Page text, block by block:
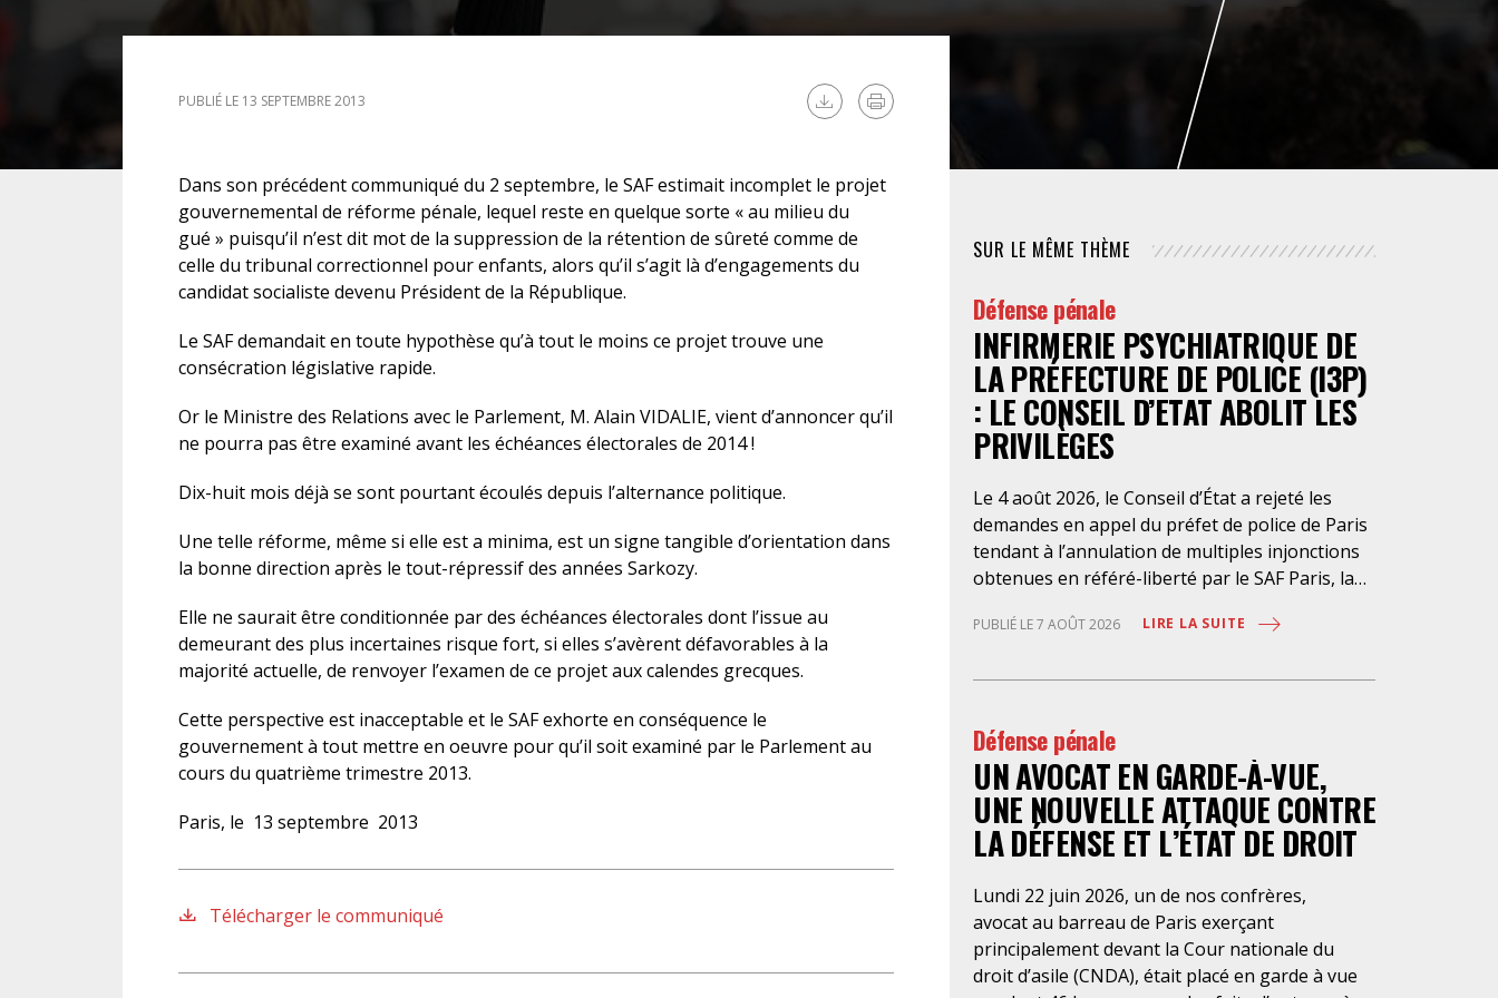
DROIT DES MINEURS
DROIT INTERNATIONAL
POLICE / MAINTIEN DE L'ORDRE
PROCÉDURE CIVILE
PUBLIÉ LE 13 SEPTEMBRE 2013
Dans son précédent communiqué du 2 septembre, le SAF estimait incomplet le projet
gouvernemental de réforme pénale, lequel reste en quelque sorte « au milieu du
gué » puisqu’il n’est dit mot de la suppression de la rétention de sûreté comme de
celle du tribunal correctionnel pour enfants, alors qu’il s’agit là d’engagements du
candidat socialiste devenu Président de la République.
Le SAF demandait en toute hypothèse qu’à tout le moins ce projet trouve une
consécration législative rapide.
Or le Ministre des Relations avec le Parlement, M. Alain VIDALIE, vient d’annoncer qu’il
ne pourra pas être examiné avant les échéances électorales de 2014 !
Dix-huit mois déjà se sont pourtant écoulés depuis l’alternance politique.
Une telle réforme, même si elle est a minima, est un signe tangible d’orientation dans
la bonne direction après le tout-répressif des années Sarkozy.
Elle ne saurait être conditionnée par des échéances électorales dont l’issue au
demeurant des plus incertaines risque fort, si elles s’avèrent défavorables à la
majorité actuelle, de renvoyer l’examen de ce projet aux calendes grecques.
Cette perspective est inacceptable et le SAF exhorte en conséquence le
gouvernement à tout mettre en oeuvre pour qu’il soit examiné par le Parlement au
cours du quatrième trimestre 2013.
Paris, le 13 septembre 2013
Télécharger le communiqué
SUR LE MÊME THÈME
Défense pénale
INFIRMERIE PSYCHIATRIQUE DE
LA PRÉFECTURE DE POLICE (I3P)
: LE CONSEIL D’ETAT ABOLIT LES
PRIVILÈGES
Le 4 août 2026, le Conseil d’État a rejeté les
demandes en appel du préfet de police de Paris
tendant à l’annulation de multiples injonctions
obtenues en référé-liberté par le SAF Paris, la
Psychiatrie. Cette nouvelle décision confirme
personnes retenues à l’infirmerie psychiatrique
mais loin des regards, se perpétuent depuis des
années une somme d’atteintes aux droits
fondamentaux des personnes placées sans
consentement à l’infirmerie psychiatrique de la
préfecture de police (IPPP). Si plusieurs
nécessaire réforme, une récente visite du
CGLPL a mis en évidence des violations graves
des droits les plus élémentaires. Saisi par le SAF
Paris et la LDH, avec l’intervention volontaire de
PUBLIÉ LE 7 AOÛT 2026 LIRE LA SUITE
Défense pénale
UN AVOCAT EN GARDE-À-VUE,
UNE NOUVELLE ATTAQUE CONTRE
LA DÉFENSE ET L’ÉTAT DE DROIT
Lundi 22 juin 2026, un de nos confrères,
avocat au barreau de Paris exerçant
principalement devant la Cour nationale du
droit d’asile (CNDA), était placé en garde à vue